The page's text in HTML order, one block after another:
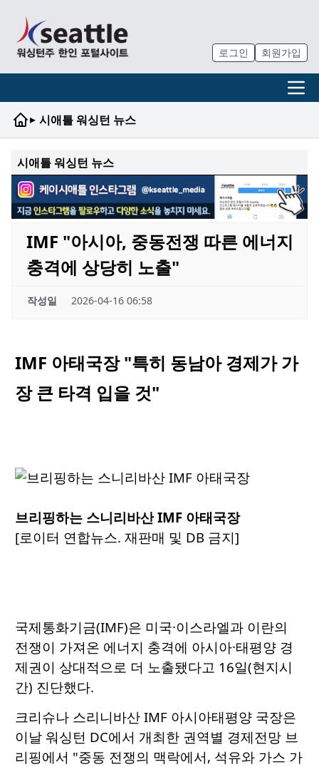
로그인 회원가입
▸ 시애틀 워싱턴 뉴스
시애틀 워싱턴 뉴스
IMF "아시아, 중동전쟁 따른 에너지
충격에 상당히 노출"
작성일 2026-04-16 06:58
IMF 아태국장 "특히 동남아 경제가 가
장 큰 타격 입을 것"
브리핑하는 스니리바산 IMF 아태국장
[로이터 연합뉴스. 재판매 및 DB 금지]
국제통화기금(IMF)은 미국·이스라엘과 이란의
전쟁이 가져온 에너지 충격에 아시아·태평양 경
제권이 상대적으로 더 노출됐다고 16일(현지시
간) 진단했다.
크리슈나 스리니바산 IMF 아시아태평양 국장은
이날 워싱턴 DC에서 개최한 권역별 경제전망 브
리핑에서 "중동 전쟁의 맥락에서, 석유와 가스 가